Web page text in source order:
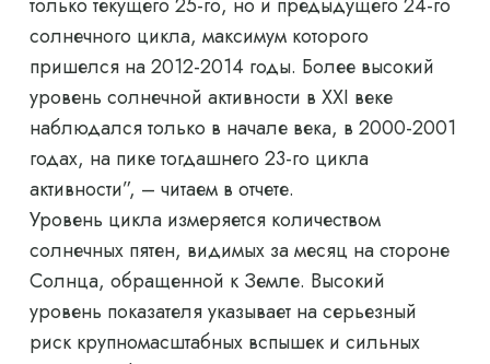
солнечного цикла, максимум которого
пришелся на 2012-2014 годы. Более высокий
уровень солнечной активности в XXI веке
наблюдался только в начале века, в 2000-2001
годах, на пике тогдашнего 23-го цикла
активности”, – читаем в отчете.
Уровень цикла измеряется количеством
солнечных пятен, видимых за месяц на стороне
Солнца, обращенной к Земле. Высокий
уровень показателя указывает на серьезный
риск крупномасштабных вспышек и сильных